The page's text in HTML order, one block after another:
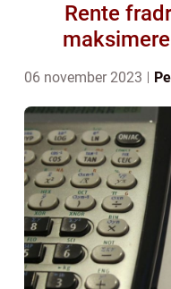
Rente
06 november 2023